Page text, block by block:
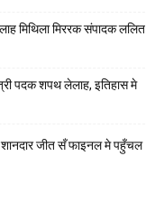
मिथिला मिररक संपादक ललित
पदक शपथ लेलाह, इतिहास मे
जीत सँ फाइनल मे पहुँचल